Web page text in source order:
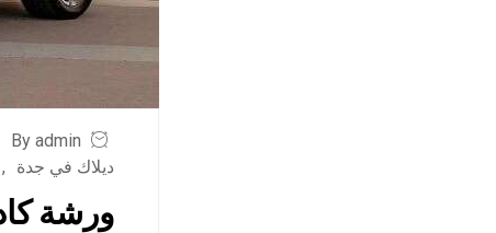
By admin
ديلاك في جدة
,
ورشة